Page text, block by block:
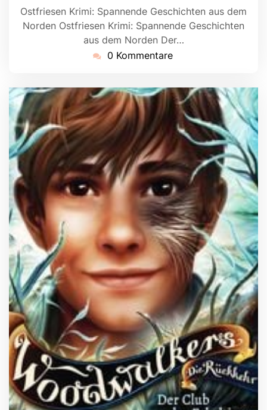
Ostfriesen Krimi: Spannende Geschichten aus dem
Norden Ostfriesen Krimi: Spannende Geschichten
aus dem Norden Der…
0 Kommentare